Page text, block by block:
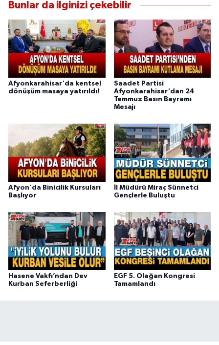
Bunlar da ilginizi çekebilir
Afyonkarahisar'da kentsel
dönüşüm masaya yatırıldı!
Saadet Partisi
Afyonkarahisar'dan 24
Temmuz Basın Bayramı
Mesajı
Afyon'da Binicilik Kursuları
Başlıyor
İl Müdürü Miraç Sünnetci
Gençlerle Buluştu
Hasene Vakfı’ndan Dev
Kurban Seferberliği
EGF 5. Olağan Kongresi
Tamamlandı